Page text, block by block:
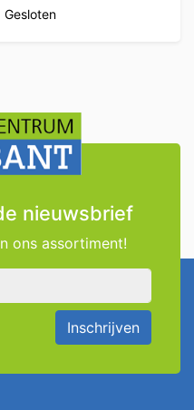
Gesloten
nieuwsbrief
ons assortiment!
Inschrijven